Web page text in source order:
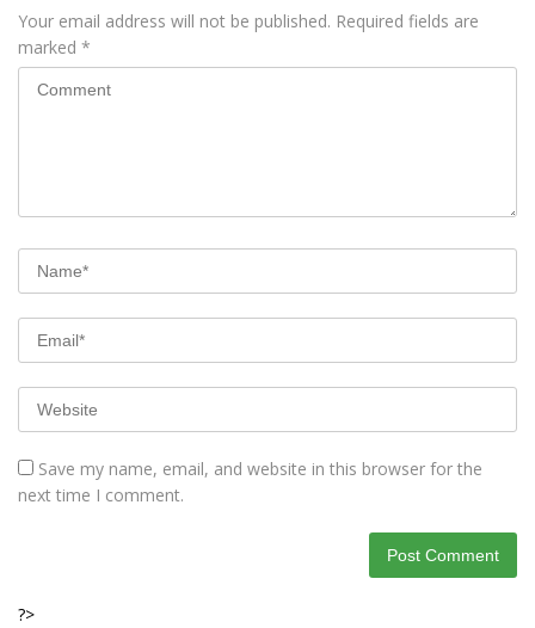
Your email address will not be published. Required fields are
marked *
Save my name, email, and website in this browser for the
next time I comment.
?>